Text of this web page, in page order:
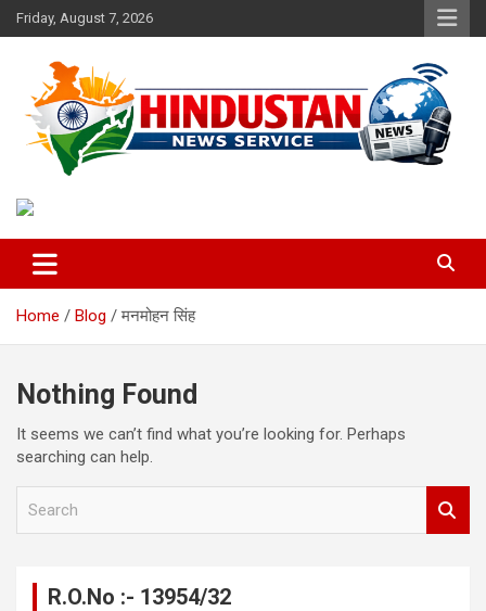
Skip
to
Friday, August 7, 2026
Hindustan News Service
Home Blog मनमोहन सिंह
Nothing Found
It seems we can’t find what you’re looking for. Perhaps
searching can help.
R.O.No :- 13954/32